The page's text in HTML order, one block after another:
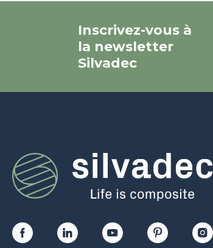
Inscrivez-vous à
la newsletter
Silvadec